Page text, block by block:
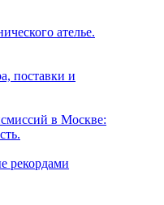
ателье.
поставки и
в Москве:
рекордами